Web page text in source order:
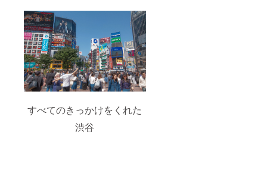
すべてのきっかけをくれた
渋谷